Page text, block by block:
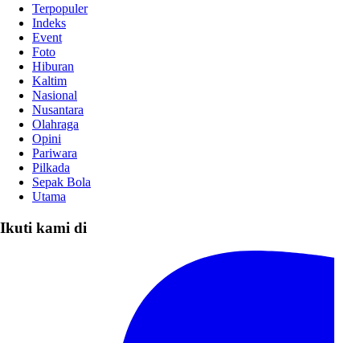
Terpopuler
Indeks
Event
Foto
Hiburan
Kaltim
Nasional
Nusantara
Olahraga
Opini
Pariwara
Pilkada
Sepak Bola
Utama
Ikuti kami di